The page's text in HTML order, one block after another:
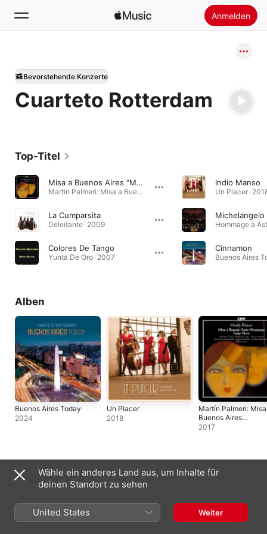
Anmelden
Startseite
Neu
Cuarteto Rotterdam
Bevorstehende Konzerte
Top-Titel
Misa a Buenos Aires "Misatango": Credo
Martín Palmeri: Misa a Buenos Aires "Misatango" & Tango Gloria · 2017
La Cumparsita
Deleitante · 2009
Colores De Tango
Yunta De Oro · 2007
Indio Manso
Un Placer ·
Michelangelo
Cinnamon
Buenos Aires
Alben
Buenos Aires Today
2024
Un Placer
2018
Martín Palmeri:
Buenos Aires
"Misatango" &
2017
Wähle ein anderes Land aus, um Inhalte für
deinen Standort zu sehen
United States Weiter